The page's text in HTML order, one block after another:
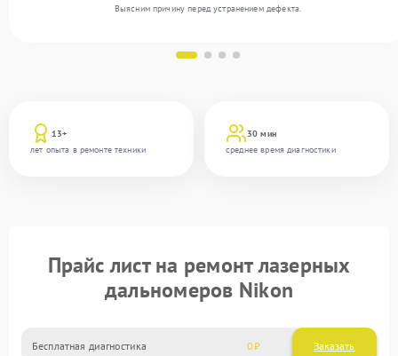
13+
лет опыта в ремонте техники
30 мин
среднее время диагностики
Выясним причину перед устранением дефекта.
Прайс лист на ремонт лазерных
дальномеров Nikon
Бесплатная диагностика 0 Заказать